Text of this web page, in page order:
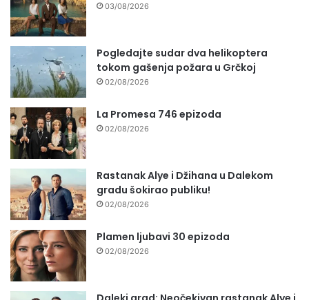
03/08/2026
Pogledajte sudar dva helikoptera
tokom gašenja požara u Grčkoj
02/08/2026
La Promesa 746 epizoda
02/08/2026
Rastanak Alye i Džihana u Dalekom
gradu šokirao publiku!
02/08/2026
Plamen ljubavi 30 epizoda
02/08/2026